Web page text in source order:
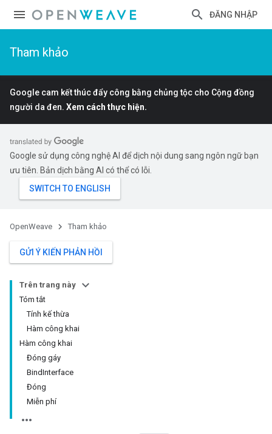
ĐĂNG NHẬP
Tham khảo
Google cam kết thúc đẩy công bằng chủng tộc cho Cộng đồng
người da đen. Xem cách thực hiện.
Google sử dụng công nghệ AI để dịch nội dung sang ngôn ngữ bạn
ưu tiên. Bản dịch bằng AI có thể có lỗi.
OpenWeave Tham khảo
GỬI Ý KIẾN PHẢN HỒI
Trên trang này
Tóm tắt
Tính kế thừa
Hàm công khai
Hàm công khai
Đóng gáy
BindInterface
Đóng
Miễn phí